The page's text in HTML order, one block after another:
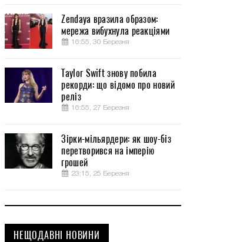
Zendaya вразила образом:
мережа вибухнула реакціями
16:55, 30 Березня
Taylor Swift знову побила
рекорди: що відомо про новий
реліз
16:55, 27 Березня
Зірки-мільярдери: як шоу-біз
перетворився на імперію
грошей
23:15, 25 Березня
НЕЩОДАВНІ НОВИНИ